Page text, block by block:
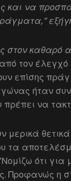
και να
στον
τον έλεγχό
επίσης
ήταν
να
μερικά
τα
ότι
Προφανώς η